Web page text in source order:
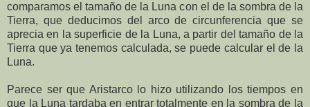
comparamos el tamaño de la Luna con el de la sombra de la
Tierra, que deducimos del arco de circunferencia que se
aprecia en la superficie de la Luna, a partir del tamaño de la
Tierra que ya tenemos calculada, se puede calcular el de la
Luna.
Parece ser que Aristarco lo hizo utilizando los tiempos en
que la Luna tardaba en entrar totalmente en la sombra de la